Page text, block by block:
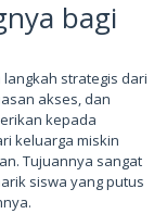
bagi
langkah strategis dari
akses, dan
kepada
keluarga miskin
Tujuannya sangat
siswa yang putus